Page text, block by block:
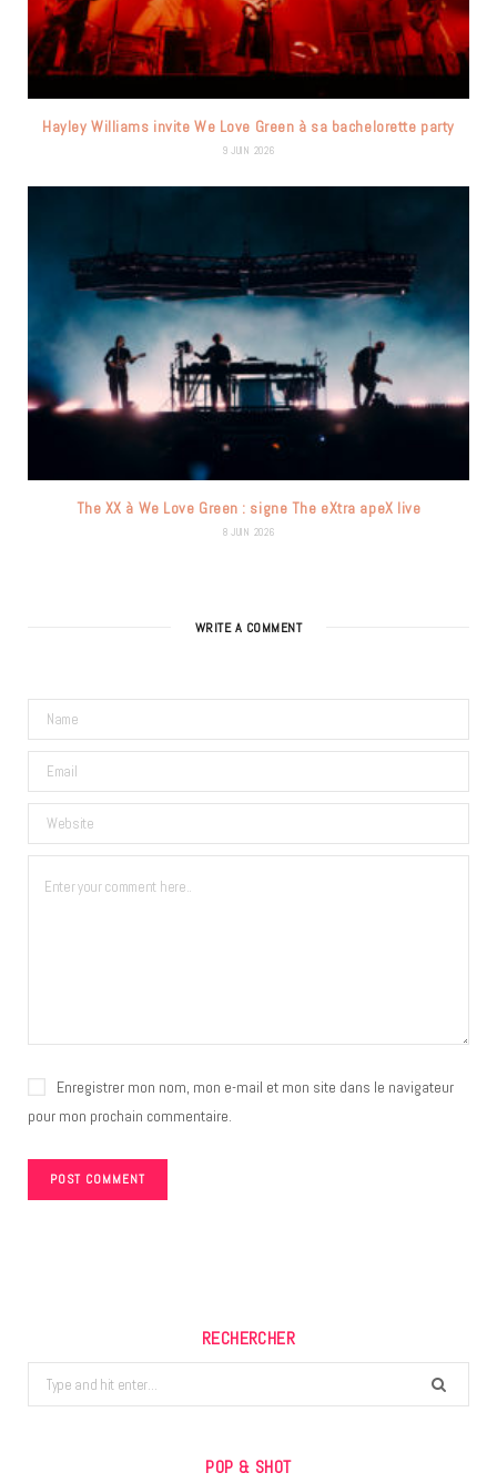
Hayley Williams invite We Love Green à sa bachelorette party
9 JUIN 2026
The XX à We Love Green : signe The eXtra apeX live
8 JUIN 2026
WRITE A COMMENT
Enregistrer mon nom, mon e-mail et mon site dans le navigateur
pour mon prochain commentaire.
RECHERCHER
Search
for:
POP & SHOT